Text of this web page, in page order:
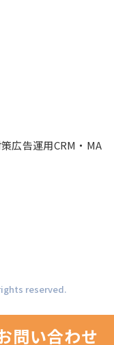
問い合わせ
広告運用CRM・MA
reserved.